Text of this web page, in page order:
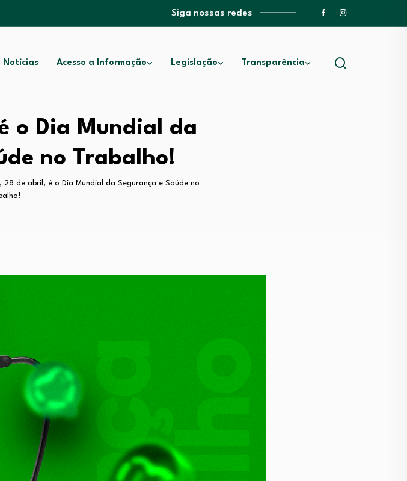
Siga nossas redes
Notícias Acesso a Informação Legislação Transparência
o Dia Mundial da
no Trabalho!
28 de abril, é o Dia Mundial da Segurança e Saúde no